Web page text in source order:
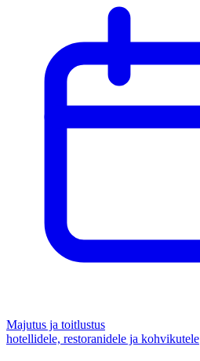
Majutus ja toitlustus
hotellidele, restoranidele ja kohvikutele